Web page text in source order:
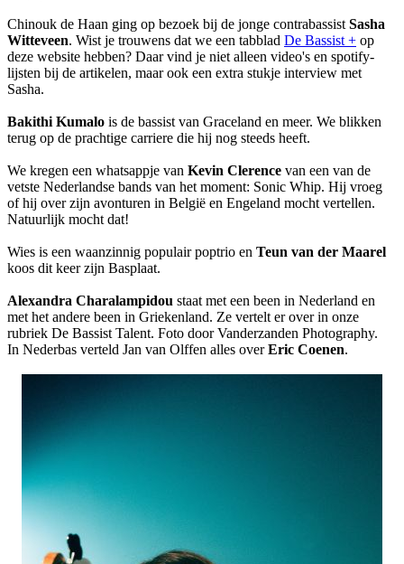
Chinouk de Haan ging op bezoek bij de jonge contrabassist Sasha
Witteveen. Wist je trouwens dat we een tabblad De Bassist + op
deze website hebben? Daar vind je niet alleen video's en spotify-
lijsten bij de artikelen, maar ook een extra stukje interview met
Sasha.
Bakithi Kumalo is de bassist van Graceland en meer. We blikken
terug op de prachtige carriere die hij nog steeds heeft.
We kregen een whatsappje van Kevin Clerence van een van de
vetste Nederlandse bands van het moment: Sonic Whip. Hij vroeg
of hij over zijn avonturen in België en Engeland mocht vertellen.
Natuurlijk mocht dat!
Wies is een waanzinnig populair poptrio en Teun van der Maarel
koos dit keer zijn Basplaat.
Alexandra Charalampidou staat met een been in Nederland en
met het andere been in Griekenland. Ze vertelt er over in onze
rubriek De Bassist Talent. Foto door Vanderzanden Photography.
In Nederbas verteld Jan van Olffen alles overEric Coenen.